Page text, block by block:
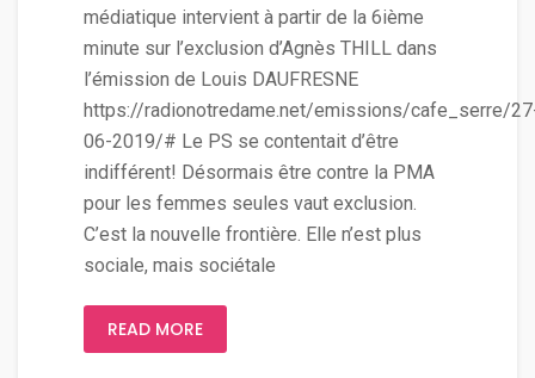
médiatique intervient à partir de la 6ième
minute sur l’exclusion d’Agnès THILL dans
l’émission de Louis DAUFRESNE
https://radionotredame.net/emissions/cafe_serre/
06-2019/# Le PS se contentait d’être
indifférent! Désormais être contre la PMA
pour les femmes seules vaut exclusion.
C’est la nouvelle frontière. Elle n’est plus
sociale, mais sociétale
READ MORE